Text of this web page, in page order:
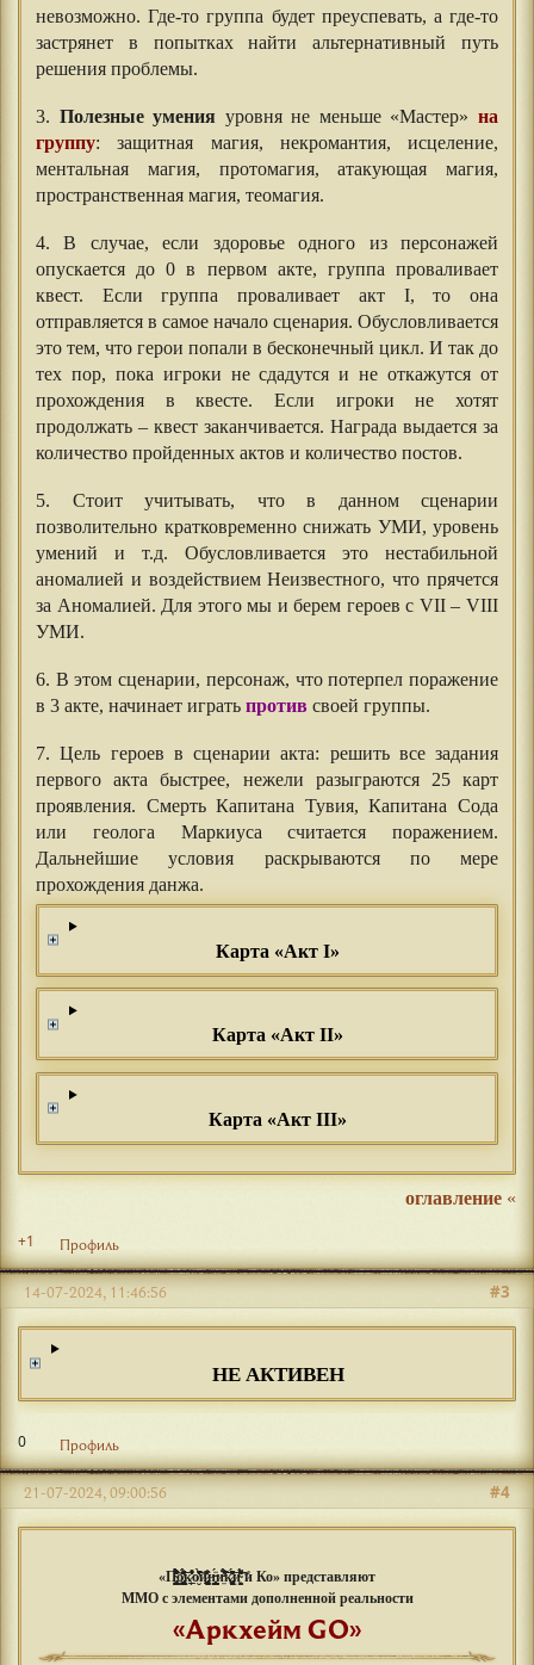
невозможно. Где-то группа будет преуспевать, а где-то
застрянет в попытках найти альтернативный путь
решения проблемы.
3. Полезные умения уровня не меньше «Мастер»на
группу: защитная магия, некромантия, исцеление,
ментальная магия, протомагия, атакующая магия,
пространственная магия, теомагия.
4. В случае, если здоровье одного из персонажей
опускается до 0 в первом акте, группа проваливает
квест. Если группа проваливает акт I, то она
отправляется в самое начало сценария. Обусловливается
это тем, что герои попали в бесконечный цикл. И так до
тех пор, пока игроки не сдадутся и не откажутся от
прохождения в квесте. Если игроки не хотят
продолжать – квест заканчивается. Награда выдается за
количество пройденных актов и количество постов.
5. Стоит учитывать, что в данном сценарии
позволительно кратковременно снижать УМИ, уровень
умений и т.д. Обусловливается это нестабильной
аномалией и воздействием Неизвестного, что прячется
за Аномалией. Для этого мы и берем героев с VII – VIII
УМИ.
6. В этом сценарии, персонаж, что потерпел поражение
в 3 акте, начинает играть против своей группы.
7. Цель героев в сценарии акта: решить все задания
первого акта быстрее, нежели разыграются 25 карт
проявления. Смерть Капитана Тувия, Капитана Сода
или геолога Маркиуса считается поражением.
Дальнейшие условия раскрываются по мере
прохождения данжа.
Карта «Акт I»
Карта «Акт II»
Карта «Акт III»
оглавление «
+1 Профиль
#3
14-07-2024, 11:46:56
НЕ АКТИВЕН
0 Профиль
#4
21-07-2024, 09:00:56
«П̴̢̦̭͎͇̖͖̗̈́̄͒͐͂̈́͐̌̄̐̆̉̚͠ͅо̸̢͇̺̮̖̤̻̘͙̎͂̈́̄́̄͊̓̇̐͐̕̕͘͝к̷̗̲̙̓͒̾͑̄̾͑̾о̸̮̆̀̌̓͛̎̒̑͗͘͘͠й̷̢̦͈̝̪̰̦̜̻̲͓̻͉̱̠̋͗̊̐̏н̶̧͈͎͈͙̤͓̳̗̩͇͈̦͈̈́и̵̛̤́̅́̈͒̾̃̍̕͝к̷̡̡̢̥̤̝̭̙̮̩̦͓̣̪̊͂̆͊̌̍̔̄̓̈́͘ͅӣ̴͖̭͓͈̫́̑͊͌̍͌͠͝ и Ко» представляют
ММО с элементами дополненной реальности
«Аркхейм GO»